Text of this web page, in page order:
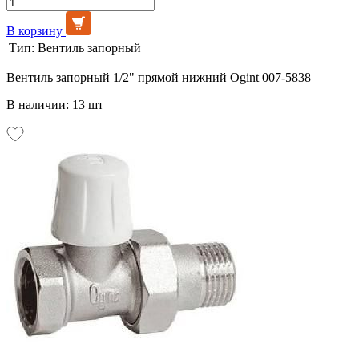
В корзину
Тип: Вентиль запорный
Вентиль запорный 1/2" прямой нижний Ogint 007-5838
В наличии: 13 шт